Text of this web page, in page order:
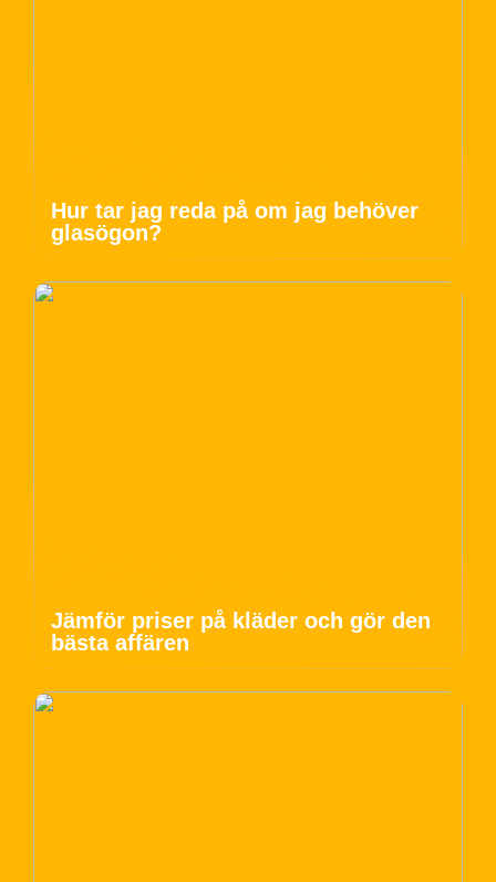
Hur tar jag reda på om jag behöver
glasögon?
Jämför priser på kläder och gör den
bästa affären